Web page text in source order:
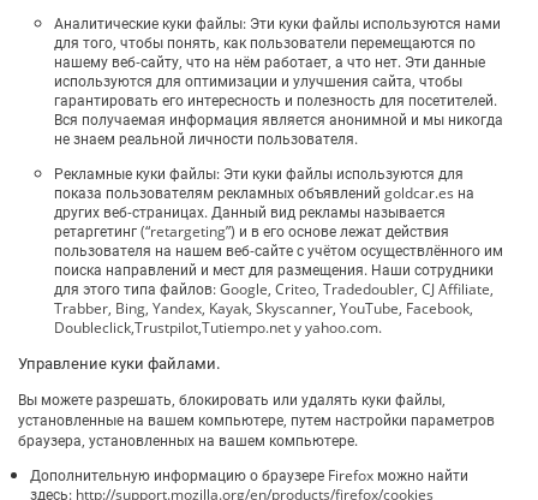
Аналитические куки файлы: Эти куки файлы используются нами
для того, чтобы понять, как пользователи перемещаются по
нашему веб-сайту, что на нём работает, а что нет. Эти данные
используются для оптимизации и улучшения сайта, чтобы
гарантировать его интересность и полезность для посетителей.
Вся получаемая информация является анонимной и мы никогда
не знаем реальной личности пользователя.
Рекламные куки файлы: Эти куки файлы используются для
показа пользователям рекламных объявлений goldcar.es на
других веб-страницах. Данный вид рекламы называется
ретаргетинг (“retargeting”) и в его основе лежат действия
пользователя на нашем веб-сайте с учётом осуществлённого им
поиска направлений и мест для размещения. Наши сотрудники
для этого типа файлов: Google, Criteo, Tradedoubler, CJ Affiliate,
Trabber, Bing, Yandex, Kayak, Skyscanner, YouTube, Facebook,
Doubleclick,Trustpilot,Tutiempo.net y yahoo.com.
Управление куки файлами.
Вы можете разрешать, блокировать или удалять куки файлы,
установленные на вашем компьютере, путем настройки параметров
браузера, установленных на вашем компьютере.
Дополнительную информацию о браузере Firefox можно найти
здесь: http://support.mozilla.org/en/products/firefox/cookies